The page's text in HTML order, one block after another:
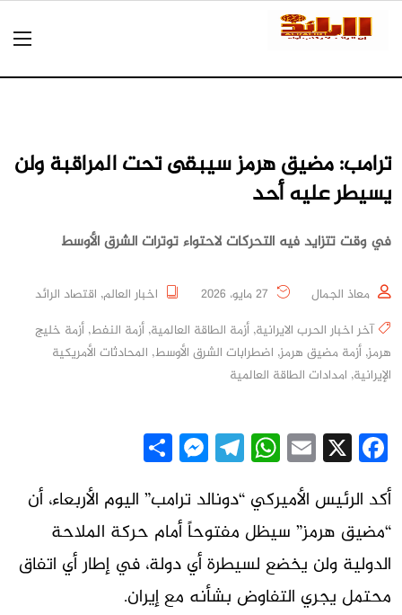
ترامب: مضيق هرمز سيبقى تحت المراقبة ولن
يسيطر عليه أحد
في وقت تتزايد فيه التحركات لاحتواء توترات الشرق الأوسط
معاذ الجمال اخبار العالم, اقتصاد الرائد
آخر اخبار الحرب الايرانية, أزمة الطاقة العالمية, أزمة النفط, أزمة خليج
هرمز, أزمة مضيق هرمز, اضطرابات الشرق الأوسط, المحادثات الأمريكية
الإيرانية, امدادات الطاقة العالمية
Facebook
X
Email
WhatsApp
Telegram
Messenger
أكد الرئيس الأميركي “دونالد ترامب” اليوم الأربعاء، أن
“مضيق هرمز” سيظل مفتوحاً أمام حركة الملاحة
الدولية ولن يخضع لسيطرة أي دولة، في إطار أي اتفاق
محتمل يجري التفاوض بشأنه مع إيران.